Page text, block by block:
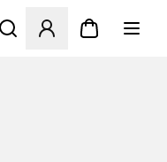
en Modal til at